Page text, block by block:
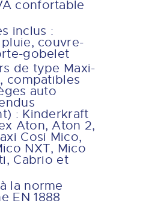
confortable
inclus :
couvre-
gobelet
de type Maxi-
compatibles
auto
: Kinderkraft
Aton, Aton 2,
Cosi Mico,
NXT, Mico
Cabrio et
la norme
EN 1888